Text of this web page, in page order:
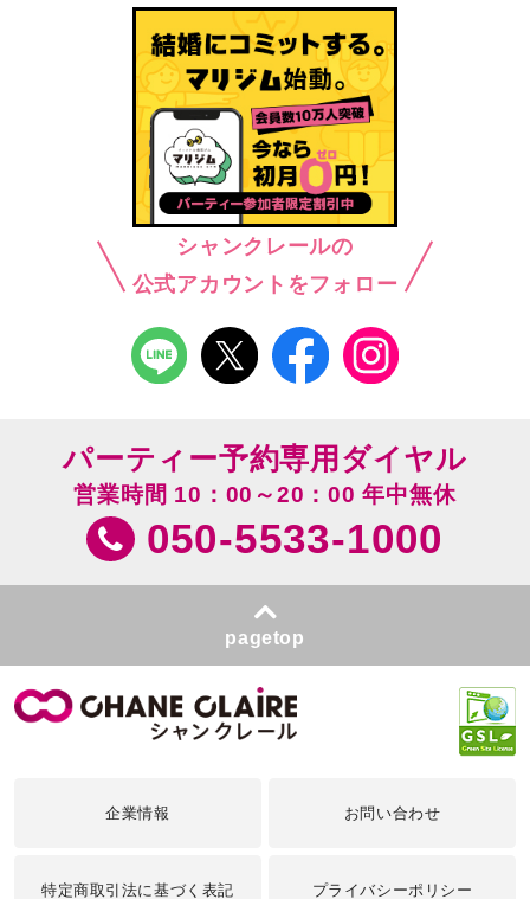
シャンクレールの
公式アカウントをフォロー
パーティー予約専用ダイヤル
営業時間 10：00～20：00 年中無休
050-5533-1000
pagetop
企業情報 お問い合わせ
特定商取引法に基づく表記 プライバシーポリシー